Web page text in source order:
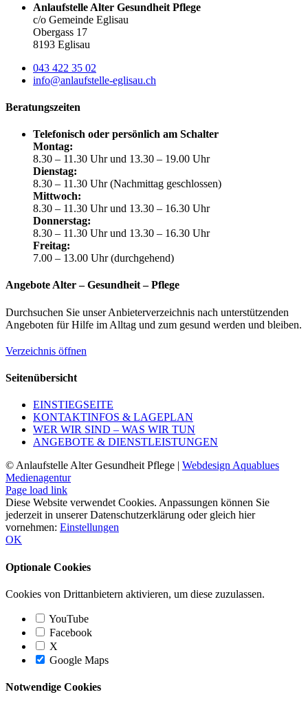
Anlaufstelle Alter Gesundheit Pflege
c/o Gemeinde Eglisau
Obergass 17
8193 Eglisau
043 422 35 02
info@anlaufstelle-eglisau.ch
Beratungszeiten
Telefonisch oder persönlich am Schalter
Montag:
8.30 – 11.30 Uhr und 13.30 – 19.00 Uhr
Dienstag:
8.30 – 11.30 Uhr (Nachmittag geschlossen)
Mittwoch:
8.30 – 11.30 Uhr und 13.30 – 16.30 Uhr
Donnerstag:
8.30 – 11.30 Uhr und 13.30 – 16.30 Uhr
Freitag:
7.00 – 13.00 Uhr (durchgehend)
Angebote Alter – Gesundheit – Pflege
Durchsuchen Sie unser Anbieterverzeichnis nach unterstützenden
Angeboten für Hilfe im Alltag und zum gesund werden und bleiben.
Verzeichnis öffnen
Seitenübersicht
EINSTIEGSEITE
KONTAKTINFOS & LAGEPLAN
WER WIR SIND – WAS WIR TUN
ANGEBOTE & DIENSTLEISTUNGEN
© Anlaufstelle Alter Gesundheit Pflege | Webdesign Aquablues
Medienagentur
Page load link
Diese Website verwendet Cookies. Anpassungen können Sie
jederzeit in unserer Datenschutzerklärung oder gleich hier
vornehmen: Einstellungen
OK
Optionale Cookies
Cookies von Drittanbietern aktivieren, um diese zuzulassen.
YouTube
Facebook
X
Google Maps
Notwendige Cookies